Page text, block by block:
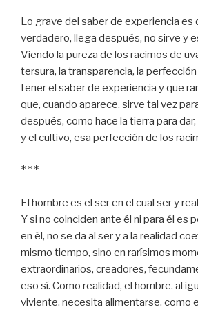
Lo grave del saber de experiencia es
verdadero, llega después, no sirve y
Viendo la pureza de los racimos de
tersura, la transparencia, la
tener el saber de experiencia y que
que, cuando aparece, sirve tal vez
después, como hace la tierra para
y el cultivo, esa perfección de los
***
El hombre es el ser en el cual ser y
Y si no coinciden ante él ni para él es
en él, no se da al ser y a la realidad
mismo tiempo, sino en rarísimos
extraordinarios, creadores,
eso sí. Como realidad, el hombre. al
viviente, necesita alimentarse, como